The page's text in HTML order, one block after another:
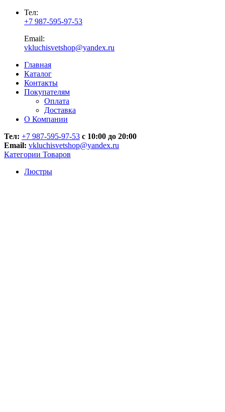
Тел:
+7 987-595-97-53
Email:
vkluchisvetshop@yandex.ru
Главная
Каталог
Контакты
Покупателям
Оплата
Доставка
О Компании
Тел: +7 987-595-97-53 с 10:00 до 20:00
Email: vkluchisvetshop@yandex.ru
Категории Товаров
Люстры